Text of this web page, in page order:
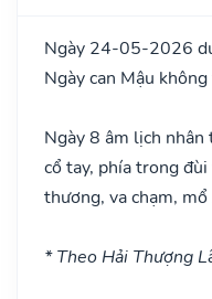
Ngày 24-05-2026
Ngày can Mậu
Ngày 8 âm lịch
cổ tay, phía trong
thương, va chạm,
* Theo Hải Thượng